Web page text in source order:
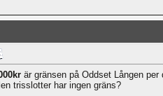
är gränsen på Oddset Lången per
trisslotter har ingen gräns?